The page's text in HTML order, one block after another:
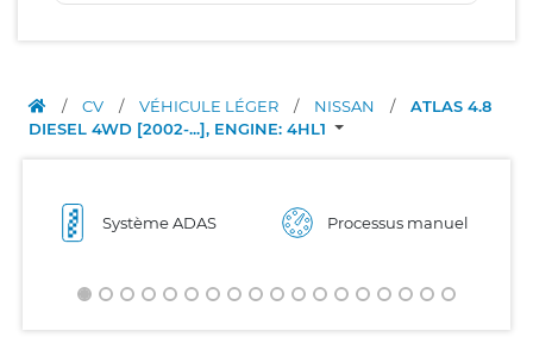
/ CV / VÉHICULE LÉGER / NISSAN /
ATLAS 4.8
DIESEL 4WD [2002-...], ENGINE: 4HL1
Système ADAS Processus manuel